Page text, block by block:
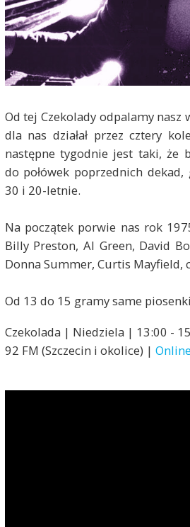
Od tej Czekolady odpalamy nasz
dla nas działał przez cztery
następne tygodnie jest taki, że
do połówek poprzednich
30 i 20-letnie.
Na początek porwie nas rok
Billy Preston, Al Green, David
Donna Summer, Curtis Mayfield,
Od 13 do 15 gramy same
Czekolada | Niedziela | 13:00 -
92 FM (Szczecin i okolice) |